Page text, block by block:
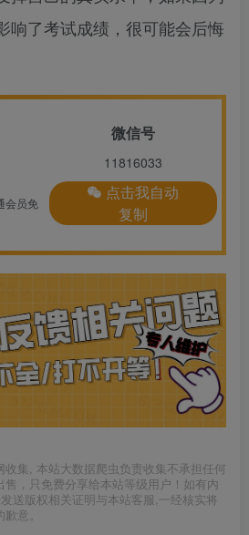
响了考试成绩，很可能会后悔
会员免
微信号
11816033
点击我自动
复制
收集, 本站大数据爬虫负责收集不承担任何
，只免费分享给本站等级用户！如有内
送版权相关证明与本站客服,一经核实将
意。